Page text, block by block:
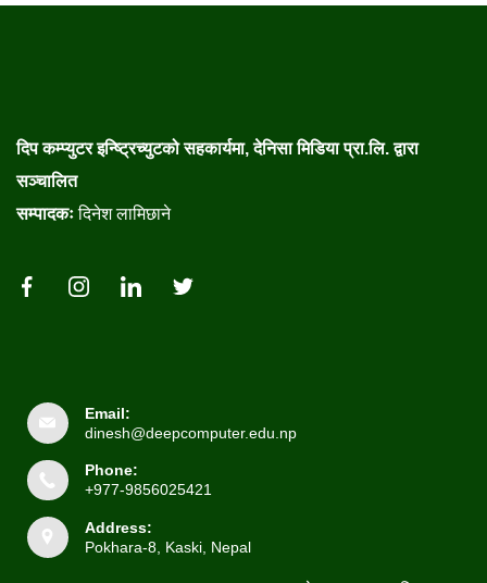
दिप कम्प्युटर इन्ष्ट्रिच्युटको सहकार्यमा, देनिसा मिडिया प्रा.लि. द्वारा
सञ्चालित
सम्पादकःदिनेश लामिछाने
Email:
dinesh@deepcomputer.edu.np
Phone:
+977-9856025421
Address:
Pokhara-8, Kaski, Nepal